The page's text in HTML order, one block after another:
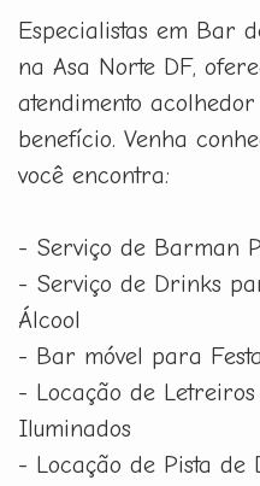
Especialistas em Bar
na Asa Norte DF,
atendimento
benefício. Venha
você encontra:
- Serviço de Barman
- Serviço de Drinks
Álcool
- Bar móvel para
- Locação de
Iluminados
- Locação de Pista de